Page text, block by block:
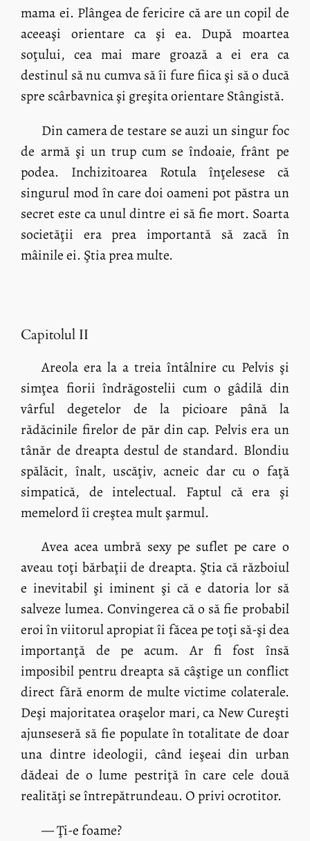
mama ei. Plângea de fericire că are un copil de
aceeaşi orientare ca şi ea. După moartea
soţului, cea mai mare groază a ei era ca
destinul să nu cumva să îi fure fiica şi să o ducă
spre scârbavnica şi greşita orientare Stângistă.
Din camera de testare se auzi un singur foc
de armă şi un trup cum se îndoaie, frânt pe
podea. Inchizitoarea Rotula înţelesese că
singurul mod în care doi oameni pot păstra un
secret este ca unul dintre ei să fie mort. Soarta
societăţii era prea importantă să zacă în
mâinile ei. Ştia prea multe.
Capitolul II
Areola era la a treia întâlnire cu Pelvis şi
simţea fiorii îndrăgostelii cum o gâdilă din
vârful degetelor de la picioare până la
rădăcinile firelor de păr din cap. Pelvis era un
tânăr de dreapta destul de standard. Blondiu
spălăcit, înalt, uscăţiv, acneic dar cu o faţă
simpatică, de intelectual. Faptul că era şi
memelord îi creştea mult şarmul.
Avea acea umbră sexy pe suflet pe care o
aveau toţi bărbaţii de dreapta. Ştia că războiul
e inevitabil şi iminent şi că e datoria lor să
salveze lumea. Convingerea că o să fie probabil
eroi în viitorul apropiat îi făcea pe toţi să-şi dea
importanţă de pe acum. Ar fi fost însă
imposibil pentru dreapta să câştige un conflict
direct fără enorm de multe victime colaterale.
Deşi majoritatea oraşelor mari, ca New Cureşti
ajunseseră să fie populate în totalitate de doar
una dintre ideologii, când ieşeai din urban
dădeai de o lume pestriţă în care cele două
realităţi se întrepătrundeau. O privi ocrotitor.
— Ţi-e foame?